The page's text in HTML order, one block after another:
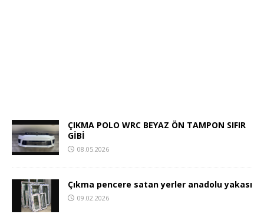
ÇIKMA POLO WRC BEYAZ ÖN TAMPON SIFIR
GİBİ
08.05.2026
Çıkma pencere satan yerler anadolu yakası
09.02.2026